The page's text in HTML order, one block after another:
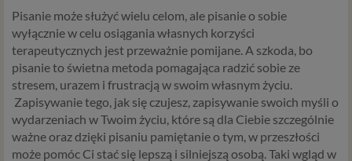
Pisanie może służyć wielu celom, ale pisanie o sobie
wyłącznie w celu osiągania własnych korzyści
terapeutycznych jest przeważnie pomijane. A szkoda, bo
pisanie to świetna metoda pomagająca radzić sobie ze
stresem, urazem i frustracją w swoim własnym życiu.
Zapisywanie tego, jak się czujesz, zapisywanie swoich myśli o
wydarzeniach w Twoim życiu, które są dla Ciebie szczególnie
ważne oraz dzięki pisaniu pamiętanie o tym, w przeszłości
może pomóc Ci stać się lepszą i silniejszą osobą. Taki wgląd w